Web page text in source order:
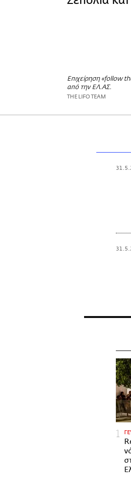
Επιχείρηση «follow
από την ΕΛ.ΑΣ.
THE LIFO TEAM